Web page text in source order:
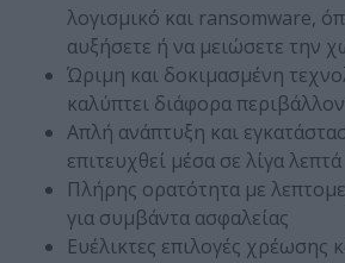
λογισμικό και ransomware,
αυξήσετε ή να μειώσετε την
Ώριμη και δοκιμασμένη
καλύπτει διάφορα
Απλή ανάπτυξη και
επιτευχθεί μέσα σε λίγα λεπτά
Πλήρης ορατότητα με
για συμβάντα ασφαλείας
Ευέλικτες επιλογές χρέωσης